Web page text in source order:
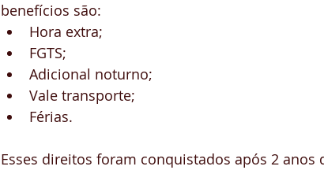
benefícios são:
Hora extra;
FGTS;
Adicional noturno;
Vale transporte;
Férias.
Esses direitos foram conquistados após 2 anos